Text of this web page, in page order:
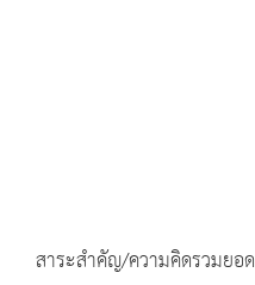
สาระสำคัญ/ความคิดรวมยอด